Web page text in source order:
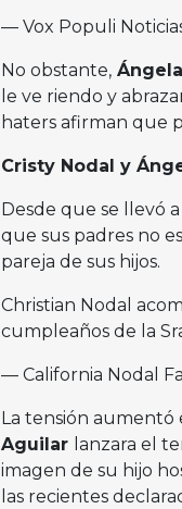
— Vox Populi
No obstante,
le ve riendo y
haters afirman que
Cristy Nodal y
Desde que se llevó
que sus padres no
pareja de sus hijos.
Christian Nodal
cumpleaños de la
— California Nodal
La tensión
Aguilar lanzara el
imagen de su hijo
las recientes